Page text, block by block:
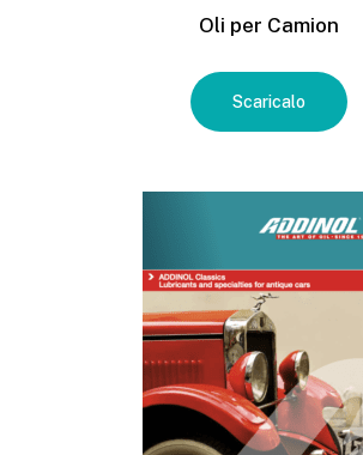
Oli per Camion
Scaricalo